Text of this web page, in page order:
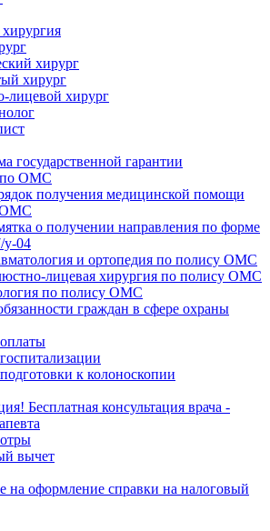
хирург
хирург
лицевой хирург
государственной гарантии
по ОМС
получения медицинской помощи
о получении направления по форме
у-04
и ортопедия по полису ОМС
лицевая хирургия по полису ОМС
по полису ОМС
граждан в сфере охраны
к колоноскопии
Бесплатная консультация врача -
вычет
на оформление справки на налоговый